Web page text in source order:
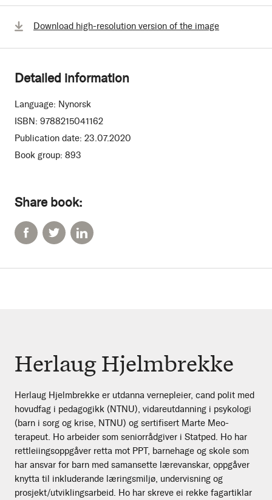
Share book:
Download high-resolution version of the image
Detailed information
Language: Nynorsk
ISBN: 9788215041162
Publication date: 23.07.2020
Book group: 893
Herlaug Hjelmbrekke
Herlaug Hjelmbrekke er utdanna vernepleier, cand polit med
hovudfag i pedagogikk (NTNU), vidareutdanning i psykologi
(barn i sorg og krise, NTNU) og sertifisert Marte Meo-
terapeut. Ho arbeider som seniorrådgiver i Statped. Ho har
rettleiingsoppgåver retta mot PPT, barnehage og skole som
har ansvar for barn med samansette lærevanskar, oppgåver
knytta til inkluderande læringsmiljø, undervisning og
prosjekt/utviklingsarbeid. Ho har skreve ei rekke fagartiklar